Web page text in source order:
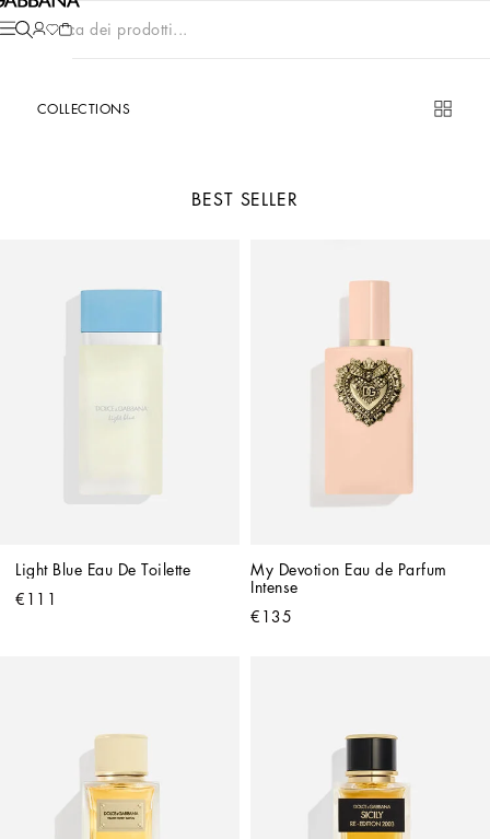
Cerca dei prodotti...
COLLECTIONS
BEST SELLER
Light Blue Eau De Toilette
€111
My Devotion Eau de Parfum
Intense
€135